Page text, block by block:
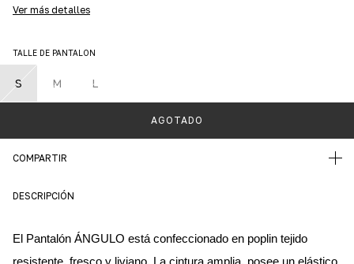
Ver más detalles
TALLE DE PANTALON
S M L
COMPARTIR
DESCRIPCIÓN
El Pantalón ÁNGULO está confeccionado en poplin tejido
resistente, fresco y liviano. La cintura amplia, posee un elástico